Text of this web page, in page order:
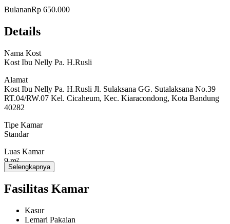
- Tempat Tidur
Fasilitas Bersama:
- Wifi
- Ruang Makan
- Dispenser
BulananRp 650.000
Details
Nama Kost
Kost Ibu Nelly Pa. H.Rusli
Alamat
Kost Ibu Nelly Pa. H.Rusli Jl. Sulaksana GG. Sutalaksana No.39
RT.04/RW.07 Kel. Cicaheum, Kec. Kiaracondong, Kota Bandung
40282
Tipe Kamar
Standar
Luas Kamar
9 m²
5
Selengkapnya
Fasilitas Kamar
Kasur
Lemari Pakaian